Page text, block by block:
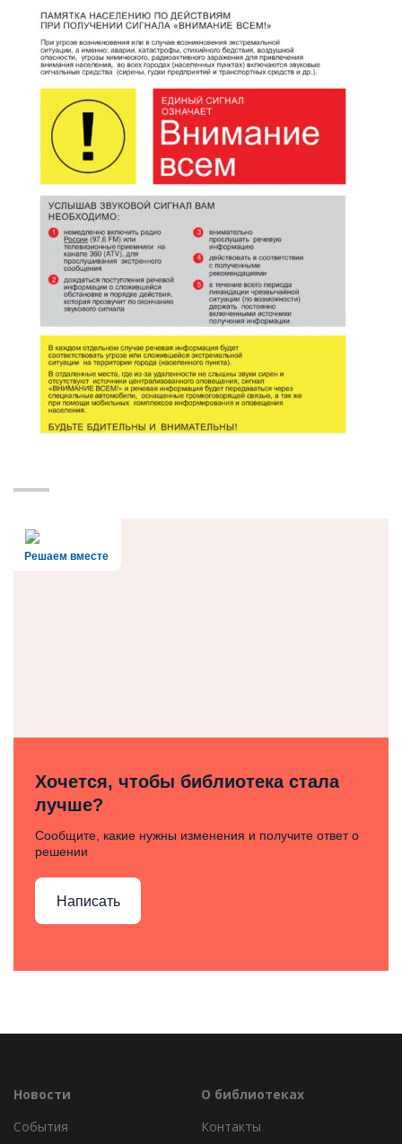
Решаем вместе
Хочется, чтобы библиотека стала
лучше?
Сообщите, какие нужны изменения и получите ответ о
решении
Написать
Новости
События
О библиотеках
Контакты